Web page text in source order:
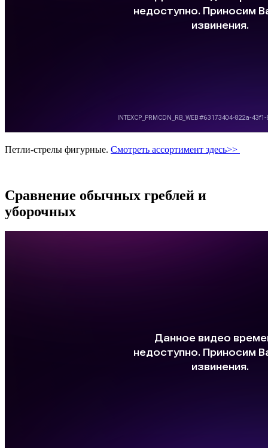
Петли-стрелы фигурные. Смотреть ассортимент здесь>>
Сравнение обычных греблей и
уборочных